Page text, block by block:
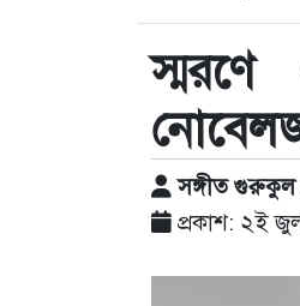
সঙ্গীত গুরুকুল
প্রকাশ: ২ই